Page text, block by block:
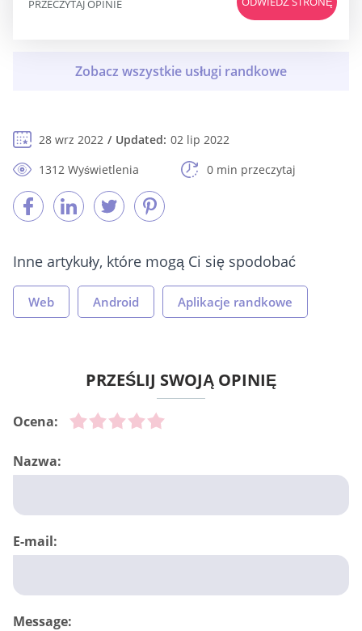
PRZECZYTAJ OPINIE
28 wrz 2022 Updated: 02 lip 2022
1312 Wyświetlenia
0 min przeczytaj
Inne artykuły, które mogą Ci się spodobać
Web Android Aplikacje randkowe
PRZEŚLIJ SWOJĄ OPINIĘ
Ocena:
Nazwa:
E-mail:
Message: